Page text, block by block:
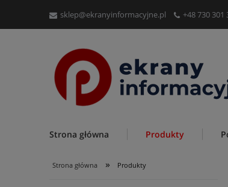
sklep@ekranyinformacyjne.pl +48 730 301
Strona główna Produkty
Strona główna » Produkty